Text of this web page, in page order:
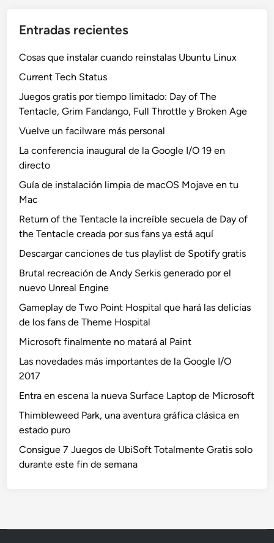
Entradas recientes
Cosas que instalar cuando reinstalas Ubuntu Linux
Current Tech Status
Juegos gratis por tiempo limitado: Day of The
Tentacle, Grim Fandango, Full Throttle y Broken Age
Vuelve un facilware más personal
La conferencia inaugural de la Google I/O 19 en
directo
Guía de instalación limpia de macOS Mojave en tu
Mac
Return of the Tentacle la increíble secuela de Day of
the Tentacle creada por sus fans ya está aquí
Descargar canciones de tus playlist de Spotify gratis
Brutal recreación de Andy Serkis generado por el
nuevo Unreal Engine
Gameplay de Two Point Hospital que hará las delicias
de los fans de Theme Hospital
Microsoft finalmente no matará al Paint
Las novedades más importantes de la Google I/O
2017
Entra en escena la nueva Surface Laptop de Microsoft
Thimbleweed Park, una aventura gráfica clásica en
estado puro
Consigue 7 Juegos de UbiSoft Totalmente Gratis solo
durante este fin de semana